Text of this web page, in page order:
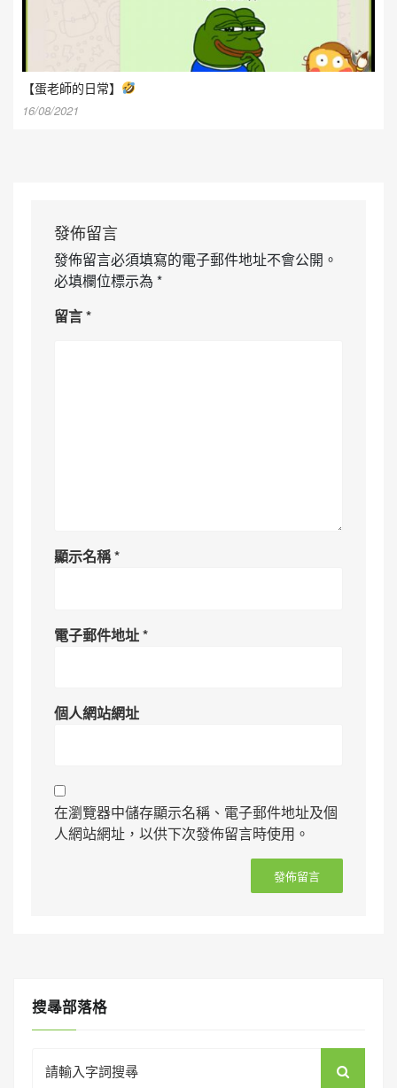
【蛋老師的日常】
16/08/2021
發佈留言
發佈留言必須填寫的電子郵件地址不會公開。
必填欄位標示為 *
留言*
顯示名稱*
電子郵件地址*
個人網站網址
在瀏覽器中儲存顯示名稱、電子郵件地址及個
人網站網址，以供下次發佈留言時使用。
搜㝷部落格
for: